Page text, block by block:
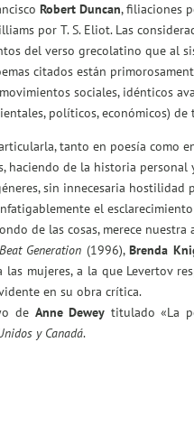
Robert Duncan, filiaciones
por T. S. Eliot. Las
del verso grecolatino que al
citados están
sociales, idénticos
políticos, económicos) de
tanto en poesía como
de la historia personal
sin innecesaria
el
de las cosas, merece nuestra
Generation (1996), Brenda
mujeres, a la que Levertov
en su obra crítica.
de Anne Dewey titulado «La
y Canadá.